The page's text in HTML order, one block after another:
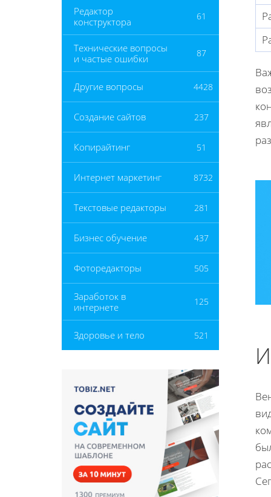
Редактор
конструктора
61
Технические вопросы
и частые ошибки
87
Другие вопросы 4428
Создание сайтов 237
Копирайтинг 51
Интернет маркетинг 8732
Текстовые редакторы 281
Бизнес обучение 437
Фоторедакторы 505
Заработок в
интернете
125
Здоровье и тело 521